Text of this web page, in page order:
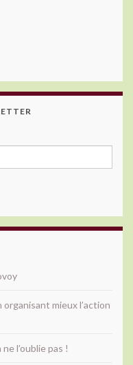
mieux l’action
l’oublie pas !